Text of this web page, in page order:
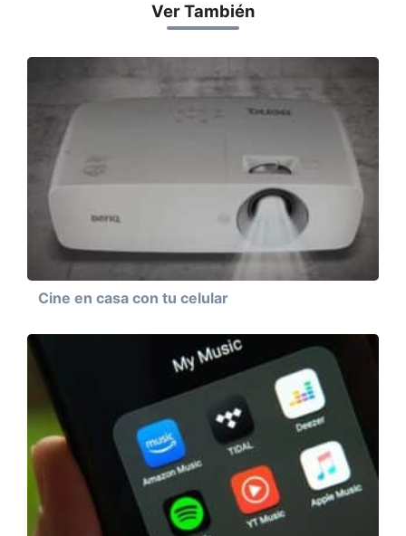
Ver También
Cine en casa con tu celular